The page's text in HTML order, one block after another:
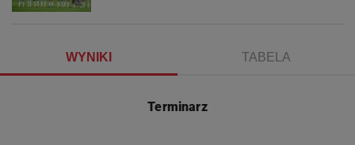
WYNIKI TABELA
Terminarz